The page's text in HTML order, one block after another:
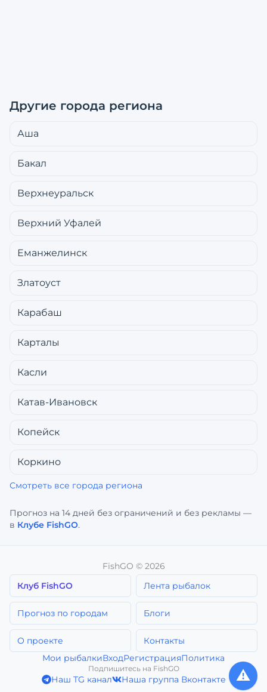
Другие города региона
Аша
Бакал
Верхнеуральск
Верхний Уфалей
Еманжелинск
Златоуст
Карабаш
Карталы
Касли
Катав-Ивановск
Копейск
Коркино
Смотреть все города региона
Прогноз на 14 дней без ограничений и без рекламы —
в Клубе FishGO.
⚠️
FishGO © 2026
Клуб FishGO
Лента рыбалок
Прогноз по городам Блоги
О проекте
Контакты
Мои рыбалкиВходРегистрацияПолитика
Подпишитесь на FishGO
Наш TG канал Наша группа Вконтакте